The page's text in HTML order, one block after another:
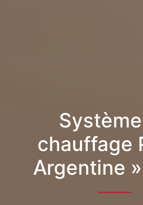
chauffage
Argentine